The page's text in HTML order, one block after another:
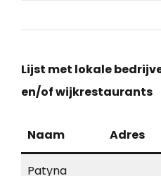
Lijst met lokale
en/of wijkrestaurants
Naam Adres
Patyna